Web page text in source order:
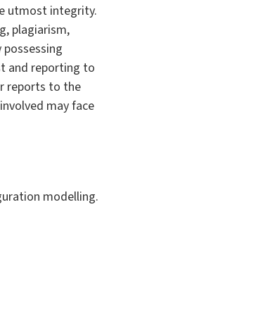
utmost integrity.
plagiarism,
and reporting to
reports to the
may face
modelling.